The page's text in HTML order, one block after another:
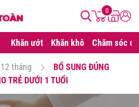
0
Khăn ướt Khăn khô Chăm sóc da
tháng
BỔ SUNG ĐÚNG
TRẺ DƯỚI 1 TUỔI